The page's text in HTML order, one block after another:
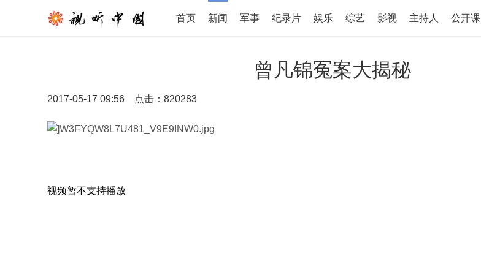
首页 新闻 军事 纪录片 娱乐 综艺 影视 主持人 公开课
曾凡锦冤案大揭秘
2017-05-17 09:56 点击： 820283